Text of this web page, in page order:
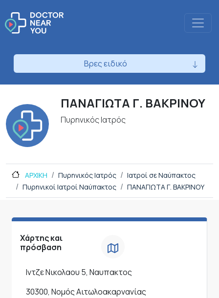
Βρες ειδικό
ΠΑΝΑΓΙΩΤΑ Γ. ΒΑΚΡΙΝΟΥ
Πυρηνικός Ιατρός
ΑΡΧΙΚΗ Πυρηνικός Ιατρός
Ιατροί σε Ναύπακτος
Πυρηνικοί Ιατροί Ναύπακτος
ΠΑΝΑΓΙΩΤΑ Γ. ΒΑΚΡΙΝΟΥ
Χάρτης και
πρόσβαση
Ιντζε Νικολαου 5, Ναυπακτος
30300, Νομός Αιτωλοακαρνανίας